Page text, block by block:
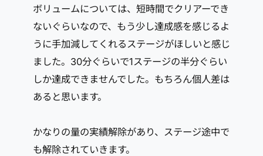
ボリュームについては、短時間でクリアーでき
ないぐらいなので、もう少し達成感を感じるよ
うに手加減してくれるステージがほしいと感じ
ました。30分ぐらいで1ステージの半分ぐらい
しか達成できませんでした。もちろん個人差は
あると思います。
かなりの量の実績解除があり、ステージ途中で
も解除されていきます。